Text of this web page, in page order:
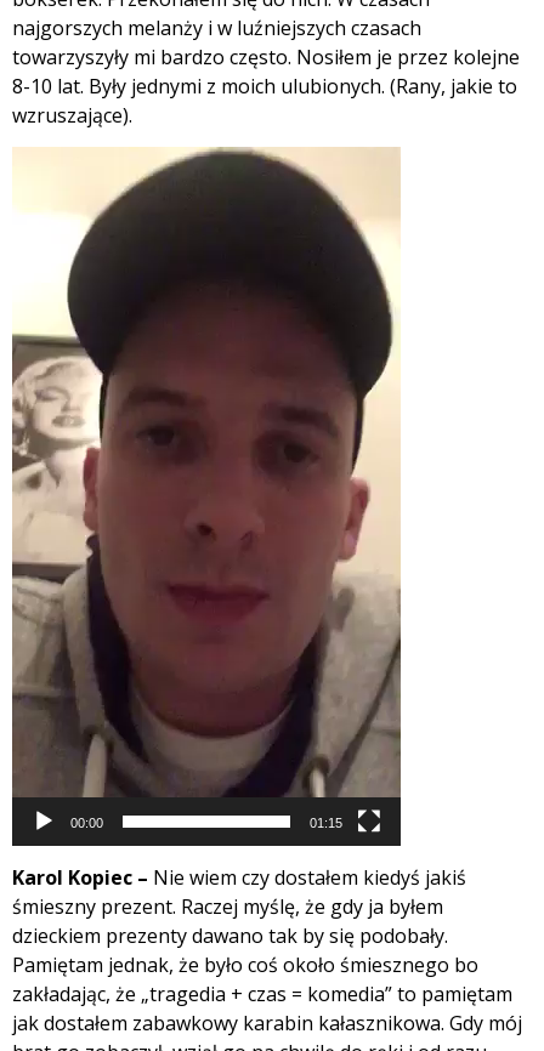
najgorszych melanży i w luźniejszych czasach
towarzyszyły mi bardzo często. Nosiłem je przez kolejne
8-10 lat. Były jednymi z moich ulubionych. (Rany, jakie to
wzruszające).
00:00 01:15
Karol Kopiec – Nie wiem czy dostałem kiedyś jakiś
śmieszny prezent. Raczej myślę, że gdy ja byłem
dzieckiem prezenty dawano tak by się podobały.
Pamiętam jednak, że było coś około śmiesznego bo
zakładając, że „tragedia + czas = komedia” to pamiętam
jak dostałem zabawkowy karabin kałasznikowa. Gdy mój